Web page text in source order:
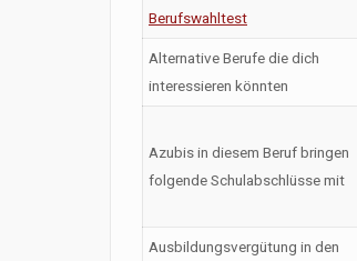
Berufswahltest
Alternative Berufe die dich
interessieren könnten
Azubis in diesem Beruf bringen
folgende Schulabschlüsse mit
Ausbildungsvergütung in den